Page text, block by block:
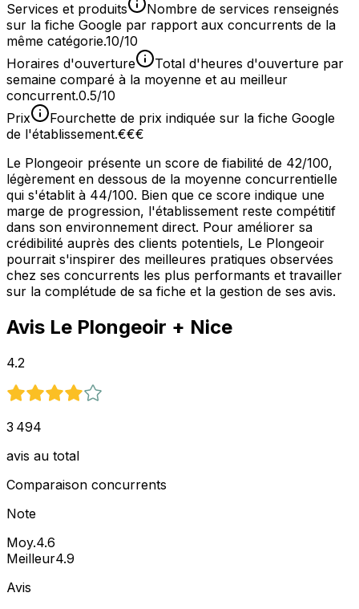
Services et produits
Nombre de services renseignés
sur la fiche Google par rapport aux concurrents de la
même catégorie.10/10
Horaires d'ouverture
Total d'heures d'ouverture par
semaine comparé à la moyenne et au meilleur
concurrent.0.5/10
Prix
Fourchette de prix indiquée sur la fiche Google
de l'établissement.€€€
Le Plongeoir présente un score de fiabilité de 42/100,
légèrement en dessous de la moyenne concurrentielle
qui s'établit à 44/100. Bien que ce score indique une
marge de progression, l'établissement reste compétitif
dans son environnement direct. Pour améliorer sa
crédibilité auprès des clients potentiels, Le Plongeoir
pourrait s'inspirer des meilleures pratiques observées
chez ses concurrents les plus performants et travailler
sur la complétude de sa fiche et la gestion de ses avis.
Avis Le Plongeoir + Nice
4.2
3 494
avis au total
Comparaison concurrents
Note
Moy.4.6
Meilleur4.9
Avis